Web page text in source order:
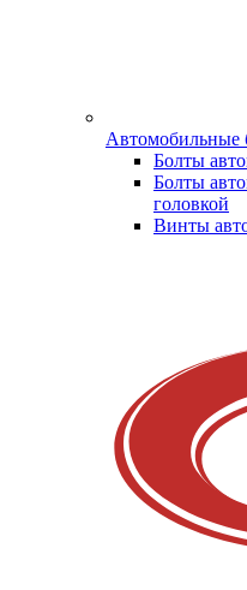
Автомобильные
Болты
Болты
головкой
Винты